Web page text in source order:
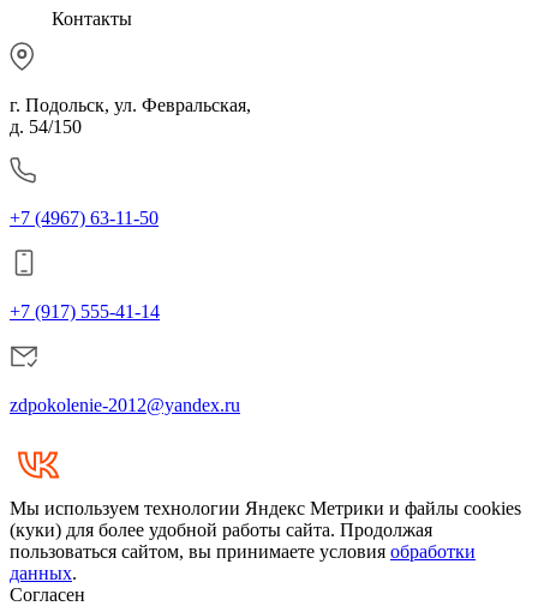
Контакты
г. Подольск, ул. Февральская,
д. 54/150
+7 (4967) 63-11-50
+7 (917) 555-41-14
zdpokolenie-2012@yandex.ru
Мы используем технологии Яндекс Метрики и файлы cookies
(куки) для более удобной работы сайта. Продолжая
пользоваться сайтом, вы принимаете условия обработки
данных.
Согласен